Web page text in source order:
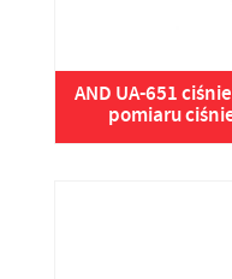
AND UA-651
pomiaru